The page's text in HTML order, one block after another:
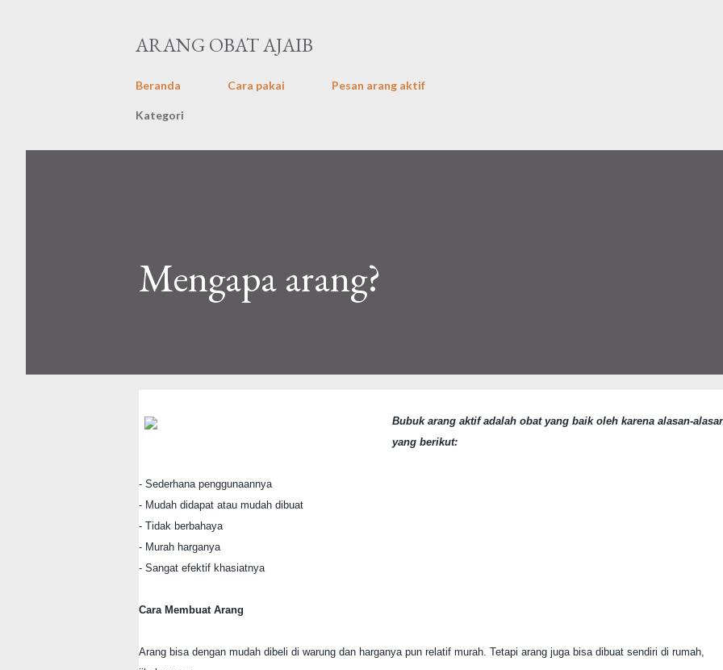
ARANG OBAT AJAIB
Beranda Cara pakai Pesan arang aktif
Kategori
Mengapa arang?
Bubuk arang aktif adalah obat yang baik oleh karena alasan-
yang berikut:
- Sederhana penggunaannya
- Mudah didapat atau mudah dibuat
- Tidak berbahaya
- Murah harganya
- Sangat efektif khasiatnya
Cara Membuat Arang
Arang bisa dengan mudah dibeli di warung dan harganya pun relatif murah. Tetapi arang juga bisa dibuat sendiri di rumah,